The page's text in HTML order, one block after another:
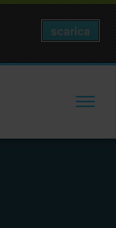
scarica